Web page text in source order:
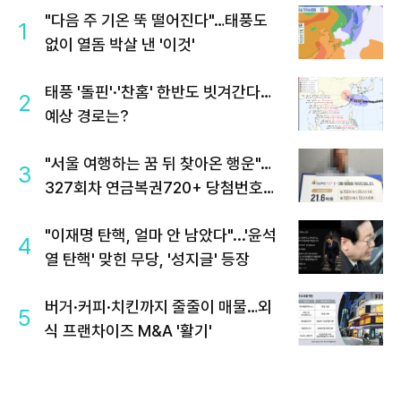
1
"다음 주 기온 뚝 떨어진다"…태풍도
없이 열돔 박살 낸 '이것'
2
태풍 '돌핀'·'찬홈' 한반도 빗겨간다…
예상 경로는?
3
"서울 여행하는 꿈 뒤 찾아온 행운"…
327회차 연금복권720+ 당첨번호조
4
"이재명 탄핵, 얼마 안 남았다"...'윤석
열 탄핵' 맞힌 무당, '성지글' 등장
5
버거·커피·치킨까지 줄줄이 매물…외
식 프랜차이즈 M&A '활기'